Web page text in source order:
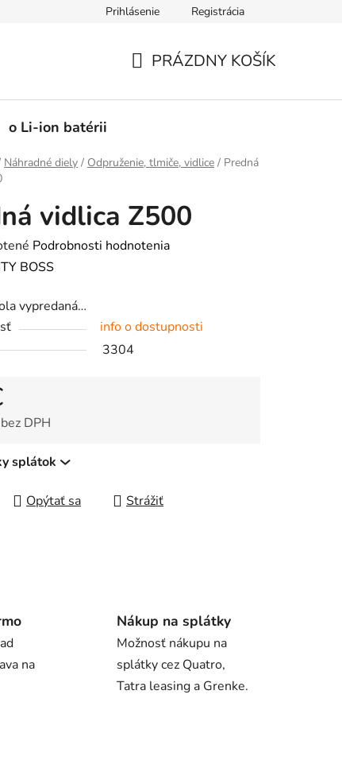
Prihlásenie Registrácia
PRÁZDNY KOŠÍK
o Li-ion batérii
Náhradné diely / Odpruženie, tlmiče, vidlice / Predná
vidlica Z500
Podrobnosti hodnotenia
BOSS
vypredaná…
info o dostupnosti
3304
DPH
splátok
Opýtať sa
Strážiť
na
Nákup na splátky
Možnosť nákupu na
splátky cez Quatro,
Tatra leasing a Grenke.